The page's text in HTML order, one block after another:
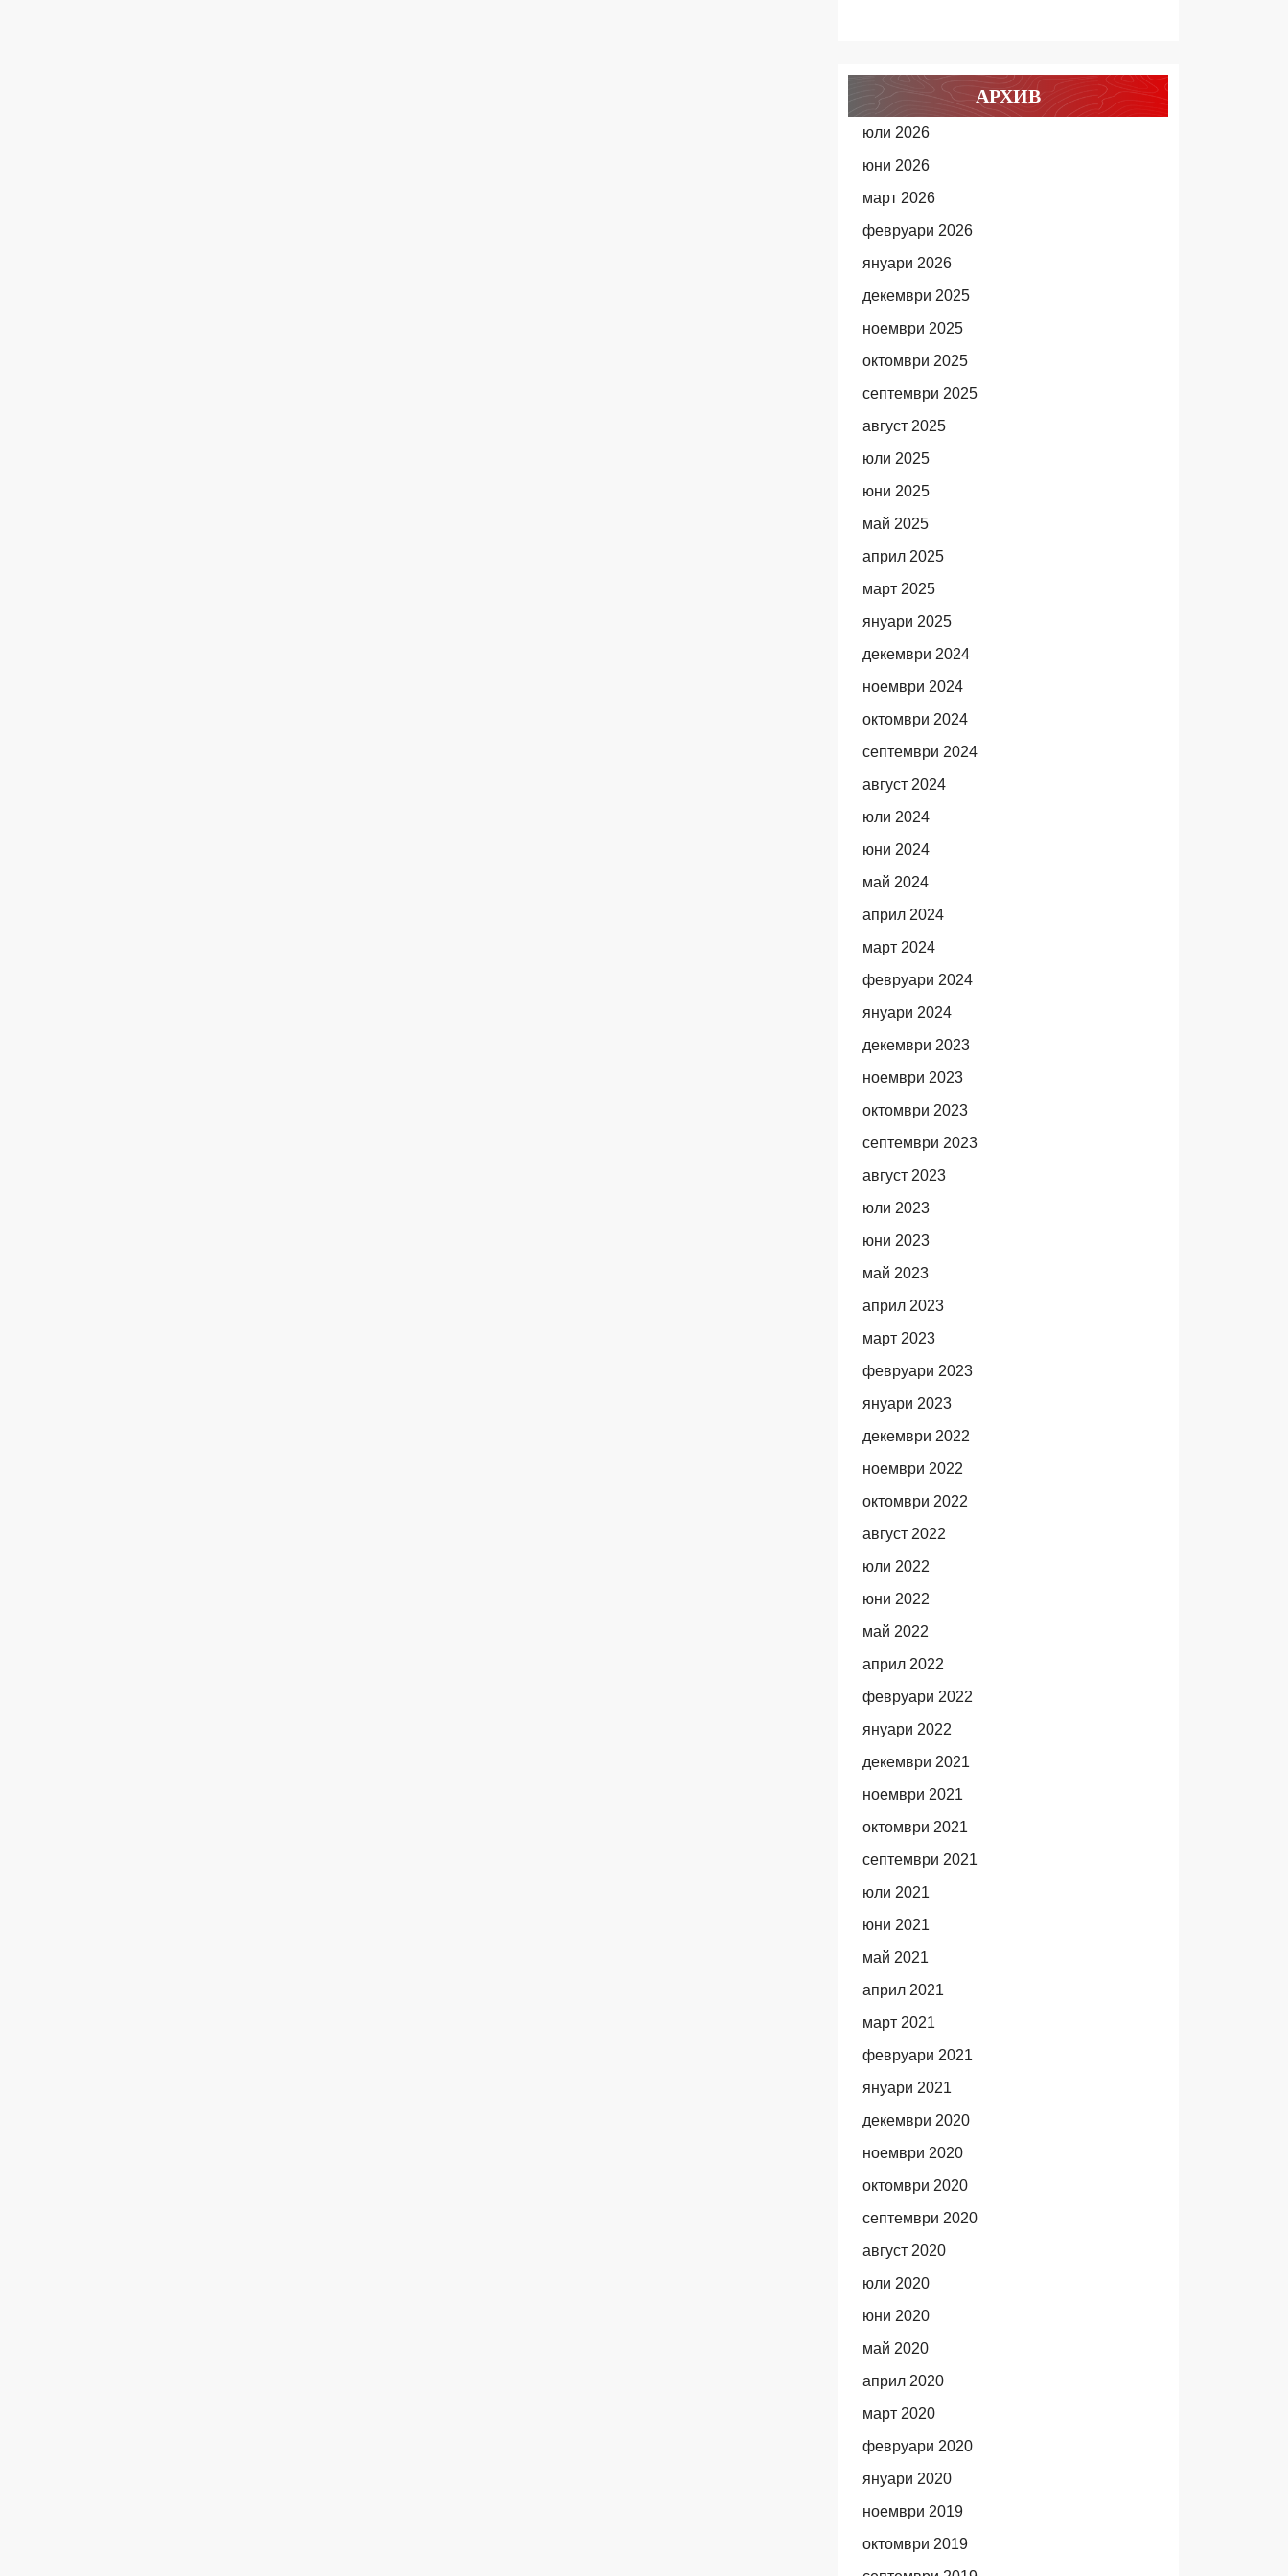
АРХИВ
юли 2026
юни 2026
март 2026
февруари 2026
януари 2026
декември 2025
ноември 2025
октомври 2025
септември 2025
август 2025
юли 2025
юни 2025
май 2025
април 2025
март 2025
януари 2025
декември 2024
ноември 2024
октомври 2024
септември 2024
август 2024
юли 2024
юни 2024
май 2024
април 2024
март 2024
февруари 2024
януари 2024
декември 2023
ноември 2023
октомври 2023
септември 2023
август 2023
юли 2023
юни 2023
май 2023
април 2023
март 2023
февруари 2023
януари 2023
декември 2022
ноември 2022
октомври 2022
август 2022
юли 2022
юни 2022
май 2022
април 2022
февруари 2022
януари 2022
декември 2021
ноември 2021
октомври 2021
септември 2021
юли 2021
юни 2021
май 2021
април 2021
март 2021
февруари 2021
януари 2021
декември 2020
ноември 2020
октомври 2020
септември 2020
август 2020
юли 2020
юни 2020
май 2020
април 2020
март 2020
февруари 2020
януари 2020
ноември 2019
октомври 2019